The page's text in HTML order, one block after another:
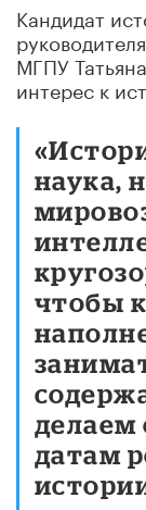
Кандидат
МГПУ
интерес к
наука,
чтобы
датам